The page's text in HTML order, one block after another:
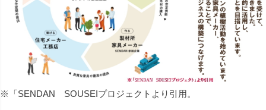
※「SENDAN SOUSEIプロジェクトより引用。